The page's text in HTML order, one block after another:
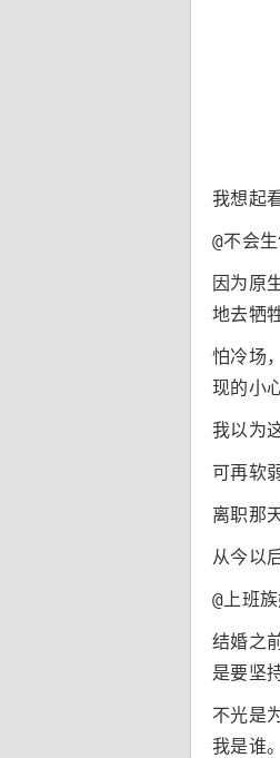
我想起
@不会
因为原
地去牺
怕冷场
现的小
我以为
可再软
离职那
从今以
@上班
结婚之
是要坚
不光是
我是谁。